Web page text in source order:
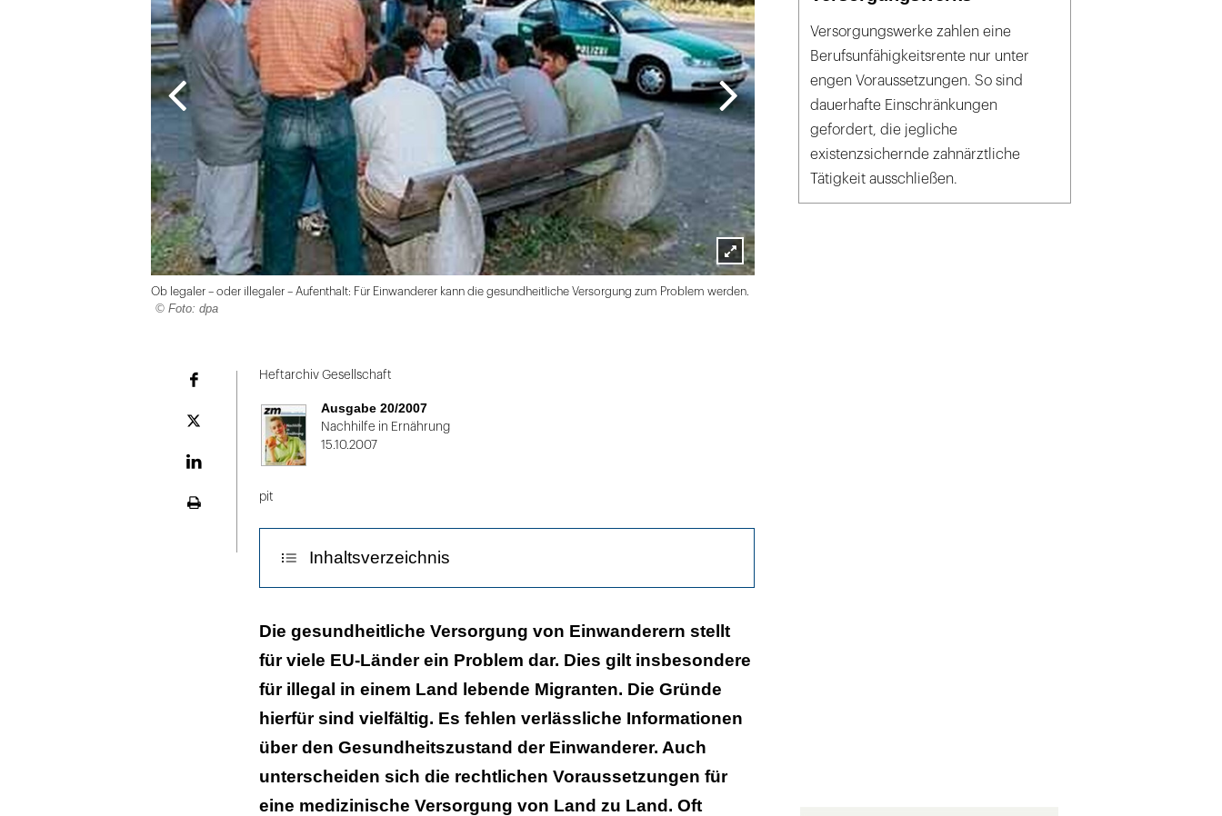
Lightbox
öffnen
Ob legaler – oder illegaler – Aufenthalt: Für Einwanderer kann die gesundheitliche Versorgung zum Problem werden.
© Foto: dpa
Plattform
Heftarchiv Gesellschaft
Ausgabe 20/2007
Nachhilfe in Ernährung
15.10.2007
pit
Inhaltsverzeichnis
Thema auf höchster Ebene
Einheitliches Recht gefordert
Die gesundheitliche Versorgung von Einwanderern stellt
für viele EU-Länder ein Problem dar. Dies gilt insbesondere
für illegal in einem Land lebende Migranten. Die Gründe
hierfür sind vielfältig. Es fehlen verlässliche Informationen
über den Gesundheitszustand der Einwanderer. Auch
unterscheiden sich die rechtlichen Voraussetzungen für
eine medizinische Versorgung von Land zu Land. Oft
Versorgungswerke zahlen eine
Berufsunfähigkeitsrente nur unter
engen Voraussetzungen. So sind
dauerhafte Einschränkungen
gefordert, die jegliche
existenzsichernde zahnärztliche
Tätigkeit ausschließen.